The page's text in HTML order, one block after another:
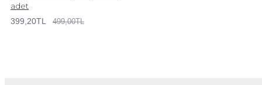
adet
399,20TL 499,00TL